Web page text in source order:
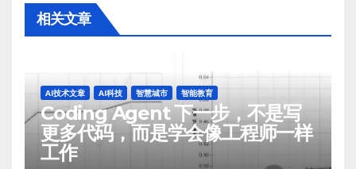
相关文章
AI技术文章 AI科技 智慧城市 智能教育
Coding Agent 下一步，不是写
更多代码，而是学会像工程师一样
工作